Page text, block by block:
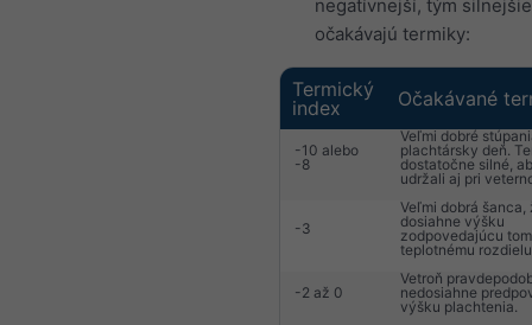
negatívnejší, tým
očakávajú termiky:
Termický
index
Očakávané
-10 alebo
-8
Veľmi dobré
plachtársky deň.
dostatočne silné,
udržali aj pri
-3
Veľmi dobrá šanca,
dosiahne výšku
zodpovedajúcu
teplotnému
-2 až 0
Vetroň
nedosiahne
výšku plachtenia.